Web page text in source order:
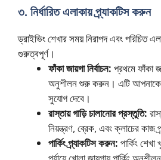
৩. নির্ধারিত এলাকায় প্র্যাকটিস করুন
ড্রাইভিং শেখার সময় নিরাপদ এবং পরিচিত
গুরুত্বপূর্ণ।
ফাঁকা জায়গা নির্বাচন: প্রথমে ফাঁকা
অনুশীলন শুরু করুন। এটি আপনাকে
সুযোগ দেবে।
রাস্তায় গাড়ি চালানোর প্রস্তুতি:
নিয়ন্ত্রণ, ব্রেক, এবং ক্লাচের কাজ
পার্কিং প্র্যাকটিস করুন: পার্কিং